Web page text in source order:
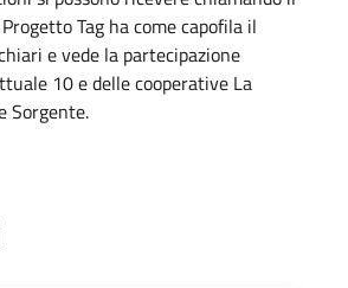
Tag ha come capofila il
e vede la partecipazione
10 e delle cooperative La
Sorgente.